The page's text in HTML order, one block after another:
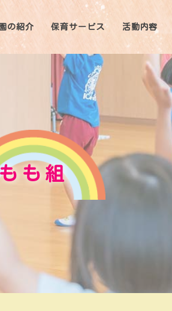
園の紹介 保育サービス 活動内容
も組